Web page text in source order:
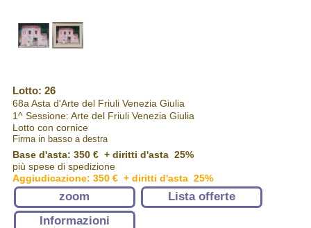
Lotto: 26
68a Asta d'Arte del Friuli Venezia Giulia
1^ Sessione: Arte del Friuli Venezia Giulia
Lotto con cornice
Firma in basso a destra
Base d'asta: 350 € + diritti d'asta 25%
più spese di spedizione
Aggiudicazione: 350 € + diritti d'asta 25%
zoom
Lista offerte
Informazioni